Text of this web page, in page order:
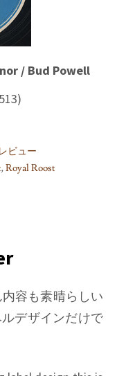
/ Bud Powell
ビュー
,Royal Roost
容も素晴らしい
デザインだけで